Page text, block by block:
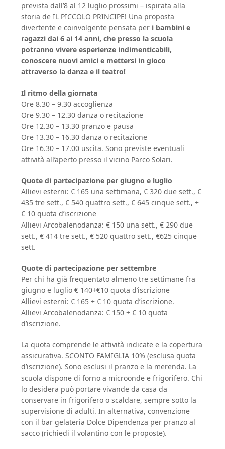
prevista dall’8 al 12 luglio prossimi – ispirata alla
storia de IL PICCOLO PRINCIPE! Una proposta
divertente e coinvolgente pensata per i bambini e
ragazzi dai 6 ai 14 anni, che presso la scuola
potranno vivere esperienze indimenticabili,
conoscere nuovi amici e mettersi in gioco
attraverso la danza e il teatro!
Il ritmo della giornata
Ore 8.30 – 9.30 accoglienza
Ore 9.30 – 12.30 danza o recitazione
Ore 12.30 – 13.30 pranzo e pausa
Ore 13.30 – 16.30 danza o recitazione
Ore 16.30 – 17.00 uscita. Sono previste eventuali
attività all’aperto presso il vicino Parco Solari.
Quote di partecipazione per giugno e luglio
Allievi esterni: € 165 una settimana, € 320 due sett., €
435 tre sett., € 540 quattro sett., € 645 cinque sett., +
€ 10 quota d’iscrizione
Allievi Arcobalenodanza: € 150 una sett., € 290 due
sett., € 414 tre sett., € 520 quattro sett., €625 cinque
sett.
Quote di partecipazione per settembre
Per chi ha già frequentato almeno tre settimane fra
giugno e luglio € 140+€10 quota d’iscrizione
Allievi esterni: € 165 + € 10 quota d’iscrizione.
Allievi Arcobalenodanza: € 150 + € 10 quota
d’iscrizione.
La quota comprende le attività indicate e la copertura
assicurativa. SCONTO FAMIGLIA 10% (esclusa quota
d’iscrizione). Sono esclusi il pranzo e la merenda. La
scuola dispone di forno a microonde e frigorifero. Chi
lo desidera può portare vivande da casa da
conservare in frigorifero o scaldare, sempre sotto la
supervisione di adulti. In alternativa, convenzione
con il bar gelateria Dolce Dipendenza per pranzo al
sacco (richiedi il volantino con le proposte).